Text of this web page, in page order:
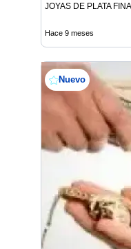
JOYAS DE PLATA
Hace 9 meses
Nuevo